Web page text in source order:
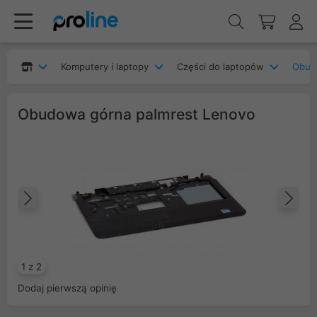
Komputery i laptopy Części do laptopów
Obudowa górna palmrest Lenovo
1 z 2
Poprzedni
Dodaj pierwszą opinię